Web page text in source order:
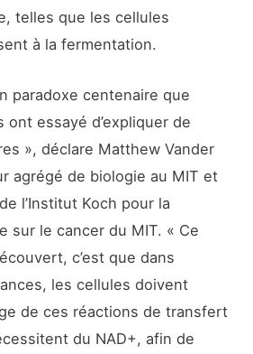
telles que les cellules
à la fermentation.
paradoxe centenaire que
ont essayé d’expliquer de
», déclare Matthew Vander
agrégé de biologie au MIT et
l’Institut Koch pour la
sur le cancer du MIT. « Ce
c’est que dans
les cellules doivent
de ces réactions de transfert
du NAD+, afin de